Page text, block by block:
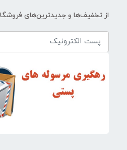
از تخفیف‌ها و جدیدترین‌های